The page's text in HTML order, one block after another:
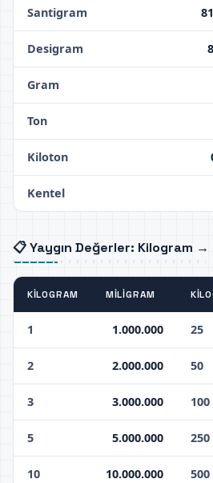
Santigram
Desigram
Gram
Ton
Kiloton
Kentel
📋 Yaygın Değerler: Kilogram →
KILOGRAM MILIGRAM
1 1.000.000 25
2 2.000.000 50
3 3.000.000 100
5 5.000.000 250
10 10.000.000 500